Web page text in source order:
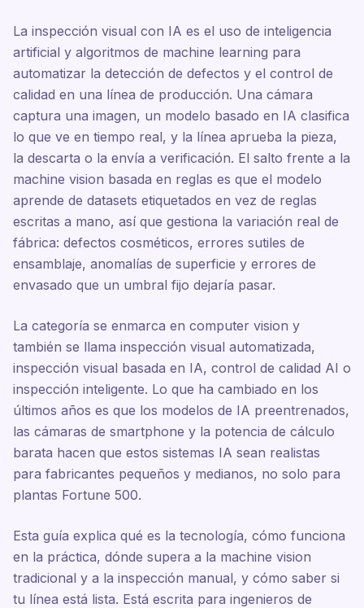
La inspección visual con IA es el uso de inteligencia
artificial y algoritmos de machine learning para
automatizar la detección de defectos y el control de
calidad en una línea de producción. Una cámara
captura una imagen, un modelo basado en IA clasifica
lo que ve en tiempo real, y la línea aprueba la pieza,
la descarta o la envía a verificación. El salto frente a la
machine vision basada en reglas es que el modelo
aprende de datasets etiquetados en vez de reglas
escritas a mano, así que gestiona la variación real de
fábrica: defectos cosméticos, errores sutiles de
ensamblaje, anomalías de superficie y errores de
envasado que un umbral fijo dejaría pasar.
La categoría se enmarca en computer vision y
también se llama inspección visual automatizada,
inspección visual basada en IA, control de calidad AI o
inspección inteligente. Lo que ha cambiado en los
últimos años es que los modelos de IA preentrenados,
las cámaras de smartphone y la potencia de cálculo
barata hacen que estos sistemas IA sean realistas
para fabricantes pequeños y medianos, no solo para
plantas Fortune 500.
Esta guía explica qué es la tecnología, cómo funciona
en la práctica, dónde supera a la machine vision
tradicional y a la inspección manual, y cómo saber si
tu línea está lista. Está escrita para ingenieros de